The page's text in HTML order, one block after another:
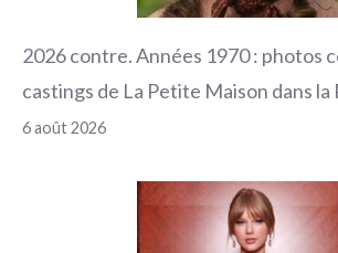
2026 contre. Années 1970 : photos
castings de La Petite Maison dans la
6 août 2026